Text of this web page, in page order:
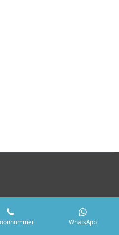
WhatsApp